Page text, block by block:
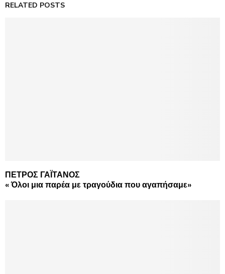
RELATED POSTS
ΠΕΤΡΟΣ ΓΑΪΤΑΝΟΣ
« Όλοι μια παρέα με τραγούδια που αγαπήσαμε»